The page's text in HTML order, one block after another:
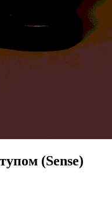
(Sense)